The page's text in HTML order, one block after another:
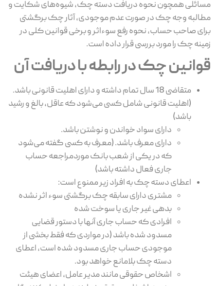
مسائلی همچون نحوه دریافت دسته چک، شیوه‌های شکایت و
مطالبه وجه چک در صورت عدم موجودی، آثار چک برگشتی
برای صاحب حساب، نحوه رفع سوءاثر و برخی قوانین کلی در
زمینه چک را مورد بررسی قرار داده است.
قوانین چک در رابطه با دریافت آن
متقاضی 18 سال تمام داشته و دارای اهلیت قانونی باشد.
(اهلیت قانونی شامل کسی می‌شود که عاقل، بالغ و رشید
باشد)
دارای سواد خواندن و نوشتن باشد.
دارای معرف باشد. (معرف به کسی گفته می‌شود
که در یکی از شعب بانک موردمراجعه حساب
جاری فعال داشته باشد)
اعطای دسته چک به افراد زیر ممنوع است:
مشتری دارای سابقه چک برگشتی سوء اثر نشده
بدهی غیر جاری یا سوخت شده
افرادی که حساب جاری آنها با دستور قضایی
مسدود شده باشد (در مواردی که فقط بخشی از
موجودی حساب جاری مسدود شده است، اعطای
دسته چک بلامانع خواهد بود.
اشخاص حقوقی مانند مدیر عامل، اعضای هیئت